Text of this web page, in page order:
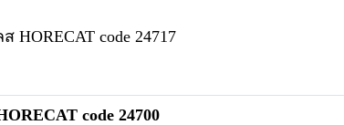
code 24717
code 24700